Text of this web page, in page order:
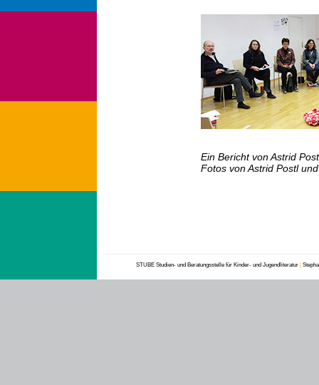
Ein Bericht von Astrid
Fotos von Astrid Postl
STUBE Studien- und Beratungsstelle für Kinder- und Jugendliteratur